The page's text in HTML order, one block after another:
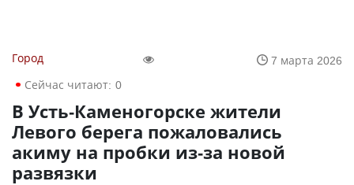
Город
7 марта 2026
Сейчас читают: 0
В Усть-Каменогорске жители
Левого берега пожаловались
акиму на пробки из-за новой
развязки